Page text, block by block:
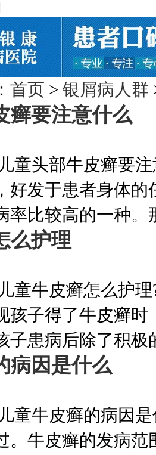
首页 > 银屑病人群
癣要注意什么
童头部牛皮癣要
好发于患者身体
率比较高的一种
么护理
童牛皮癣怎么护
孩子得了牛皮癣
子患病后除了积
病因是什么
童牛皮癣的病因
。牛皮癣的发病